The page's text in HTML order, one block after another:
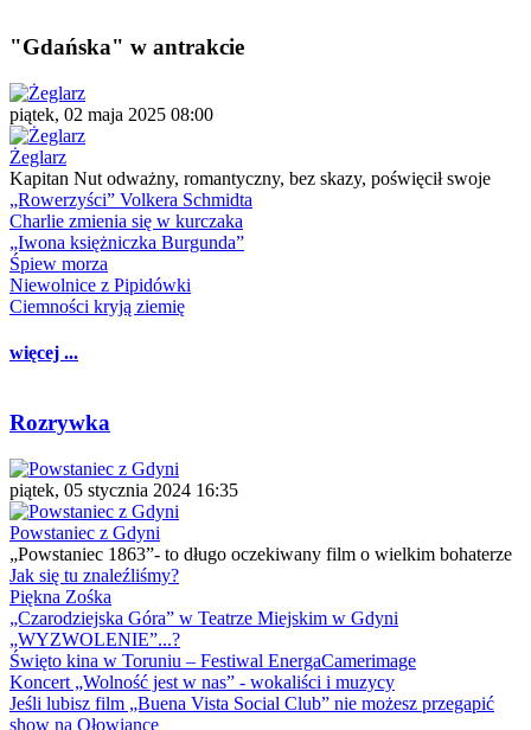
"Gdańska" w antrakcie
piątek, 02 maja 2025 08:00
Żeglarz
Kapitan Nut odważny, romantyczny, bez skazy, poświęcił swoje
„Rowerzyści” Volkera Schmidta
Charlie zmienia się w kurczaka
„Iwona księżniczka Burgunda”
Śpiew morza
Niewolnice z Pipidówki
Ciemności kryją ziemię
więcej ...
Rozrywka
piątek, 05 stycznia 2024 16:35
Powstaniec z Gdyni
„Powstaniec 1863”- to długo oczekiwany film o wielkim bohaterze
Jak się tu znaleźliśmy?
Piękna Zośka
„Czarodziejska Góra” w Teatrze Miejskim w Gdyni
„WYZWOLENIE”...?
Święto kina w Toruniu – Festiwal EnergaCamerimage
Koncert „Wolność jest w nas” - wokaliści i muzycy
Jeśli lubisz film „Buena Vista Social Club” nie możesz przegapić
show na Ołowiance